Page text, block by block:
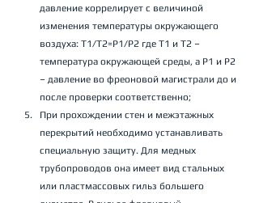
давление коррелирует с величиной
изменения температуры окружающего
воздуха: Т1/Т2=Р1/Р2 где Т1 и Т2 –
температура окружающей среды, а Р1 и Р2
– давление во фреоновой магистрали до и
после проверки соответственно;
При прохождении стен и межэтажных
перекрытий необходимо устанавливать
специальную защиту. Для медных
трубопроводов она имеет вид стальных
или пластмассовых гильз большего